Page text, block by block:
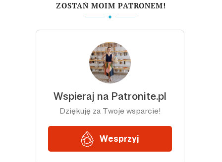
ZOSTAŃ MOIM PATRONEM!